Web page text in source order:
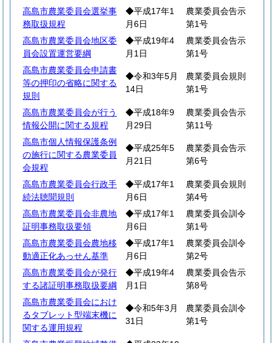
高島市農業委員会選挙事
務取扱規程
◆平成17年1
月6日
農業委員会告示
第1号
高島市農業委員会地区委
員会設置運営要綱
◆平成19年4
月1日
農業委員会告示
第1号
高島市農業委員会申請書
等の押印の省略に関する
規則
◆令和3年5月
14日
農業委員会規則
第1号
高島市農業委員会が行う
情報公開に関する規程
◆平成18年9
月29日
農業委員会告示
第11号
高島市個人情報保護条例
の施行に関する農業委員
会規程
◆平成25年5
月21日
農業委員会告示
第6号
高島市農業委員会行政手
続法聴聞規則
◆平成17年1
月6日
農業委員会規則
第4号
高島市農業委員会非農地
証明事務取扱要領
◆平成17年1
月6日
農業委員会訓令
第1号
高島市農業委員会農地移
動適正化あっせん基準
◆平成17年1
月6日
農業委員会訓令
第2号
高島市農業委員会が発行
する諸証明事務取扱要綱
◆平成19年4
月1日
農業委員会告示
第8号
高島市農業委員会におけ
るタブレット型端末機に
関する運用規程
◆令和5年3月
31日
農業委員会訓令
第1号